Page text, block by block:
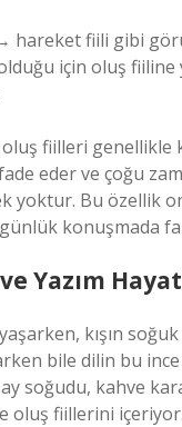
→ hareket fiili gibi
için oluş fiiline
fiilleri genellikle
eder ve çoğu
yoktur. Bu özellik
konuşmada
Yazım
kışın
bile dilin bu ince
soğudu, kahve
oluş fiillerini